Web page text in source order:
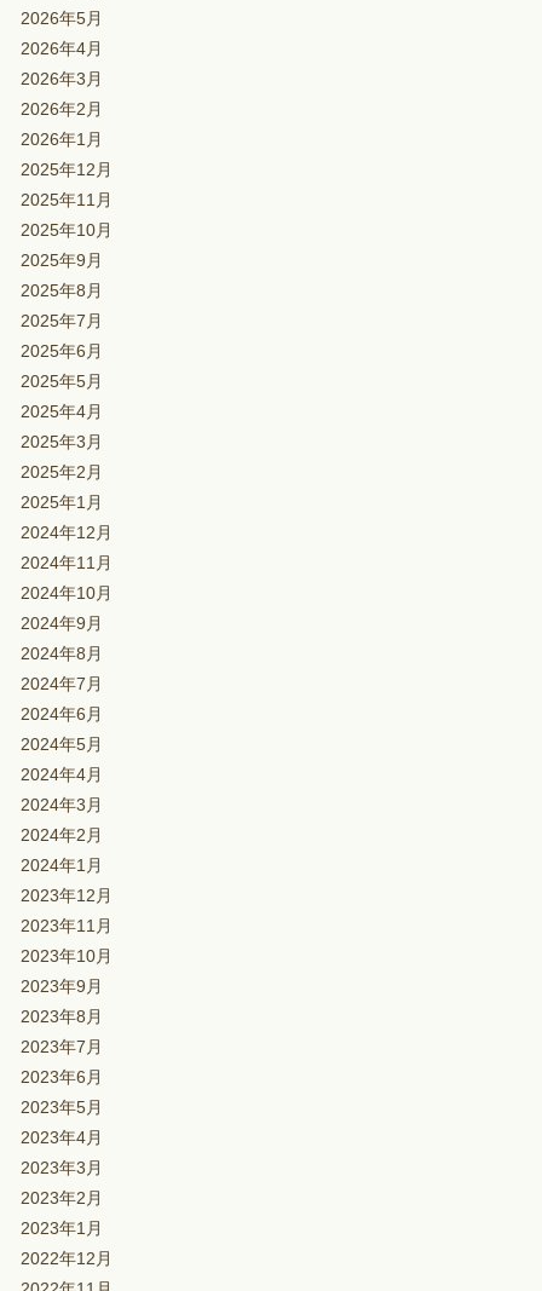
2026年5月
2026年4月
2026年3月
2026年2月
2026年1月
2025年12月
2025年11月
2025年10月
2025年9月
2025年8月
2025年7月
2025年6月
2025年5月
2025年4月
2025年3月
2025年2月
2025年1月
2024年12月
2024年11月
2024年10月
2024年9月
2024年8月
2024年7月
2024年6月
2024年5月
2024年4月
2024年3月
2024年2月
2024年1月
2023年12月
2023年11月
2023年10月
2023年9月
2023年8月
2023年7月
2023年6月
2023年5月
2023年4月
2023年3月
2023年2月
2023年1月
2022年12月